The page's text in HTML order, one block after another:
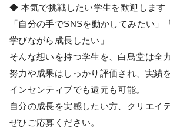
◆ 本気で挑戦したい学生を歓迎します
「自分の手でSNSを動かしてみたい」
学びながら成長したい」
そんな想いを持つ学生を、白鳥堂は全
努力や成果はしっかり評価され、実績
インセンティブでも還元も可能。
自分の成長を実感したい方、クリエイ
ぜひご応募ください。